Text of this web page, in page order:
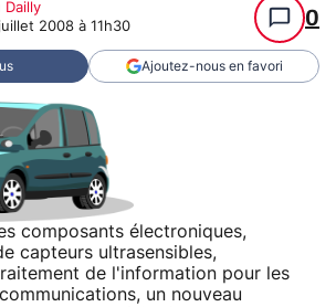
Dailly
2008 à 11h30 0
Ajoutez-nous en favori
composants électroniques,
capteurs ultrasensibles,
de l'information pour les
un nouveau